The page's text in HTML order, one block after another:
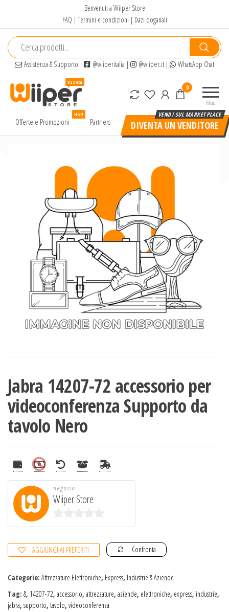
contenuto
Benvenuti a Wiiper Store
FAQ | Termini e condizioni | Dazi doganali
Assistenza & Supporto | @wiiperitalia | @wiiper.it| WhatsApp Chat
alta
Menu
0
Offerte e Promozioni
Hot!
Partners DIVENTA UN VENDITORE
Jabra 14207-72 accessorio per
videoconferenza Supporto da
tavolo Nero
negozio
Wiiper Store
0
s
u
AGGIUNGI AI PREFERITI Confronta
Categorie: Attrezzature Elettroniche, Express, Industrie & Aziende
Tag: &, 14207-72, accessorio, attrezzature, aziende, elettroniche, express, industrie,
jabra, supporto, tavolo, videoconferenza